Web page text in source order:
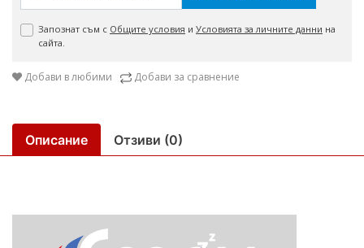
Запознат съм с Общите условия и Условията за личните данни на
сайта.
Добави в любими Добави за сравнение
Описание Отзиви (0)